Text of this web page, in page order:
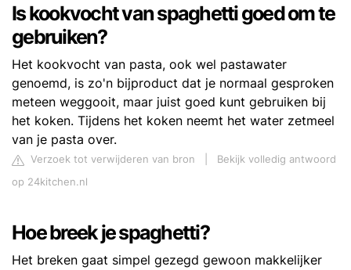
Is kookvocht van spaghetti goed om te
gebruiken?
Het kookvocht van pasta, ook wel pastawater
genoemd, is zo'n bijproduct dat je normaal gesproken
meteen weggooit, maar juist goed kunt gebruiken bij
het koken. Tijdens het koken neemt het water zetmeel
van je pasta over.
Verzoek tot verwijderen van bron
Bekijk volledig antwoord
op 24kitchen.nl
Hoe breek je spaghetti?
Het breken gaat simpel gezegd gewoon makkelijker